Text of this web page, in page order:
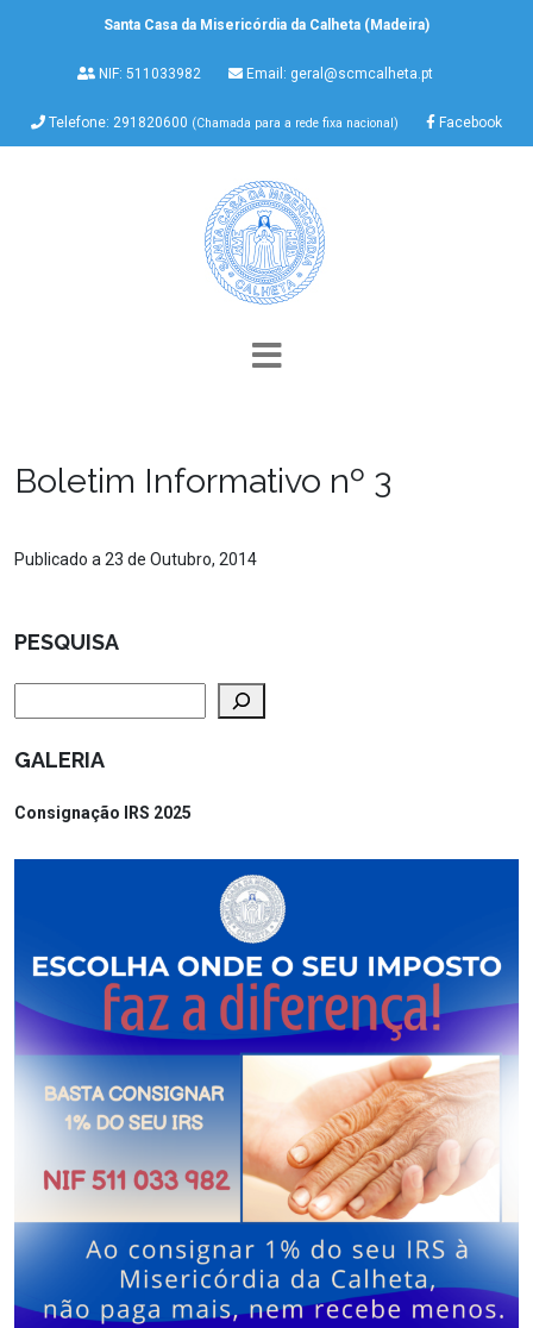
Santa Casa da Misericórdia da Calheta (Madeira)
NIF: 511033982 Email: geral@scmcalheta.pt
Telefone: 291820600 (Chamada para a rede fixa nacional) Facebook
Boletim Informativo nº 3
Publicado a 23 de Outubro, 2014
PESQUISA
GALERIA
Consignação IRS 2025